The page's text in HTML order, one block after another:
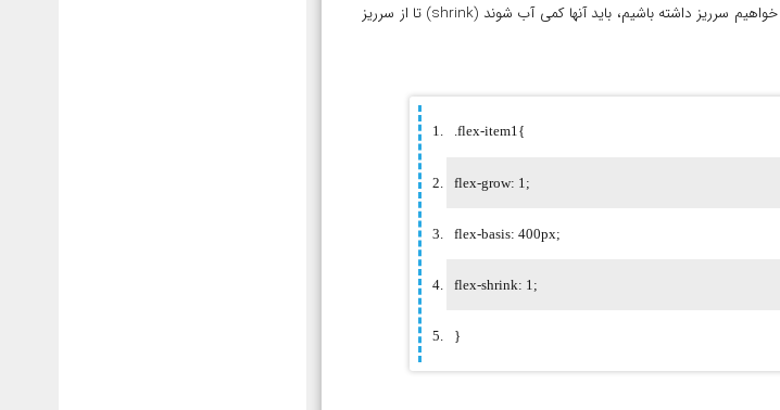
flex-shrink : زمانی که جمع اندازه های flex-item بیشتر از عنصر نگهدارنده می شود و نمی خواهیم سرریز داشته باشیم، باید آنها کمی آب شوند (shrink) تا از سرریز
.flex-item1{
flex-grow: 1;
flex-basis: 400px;
flex-shrink: 1;
}